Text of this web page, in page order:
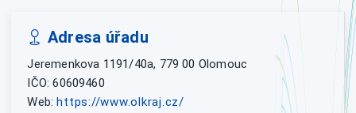
Adresa úřadu
Jeremenkova 1191/40a, 779 00 Olomouc
IČO: 60609460
Web: https://www.olkraj.cz/